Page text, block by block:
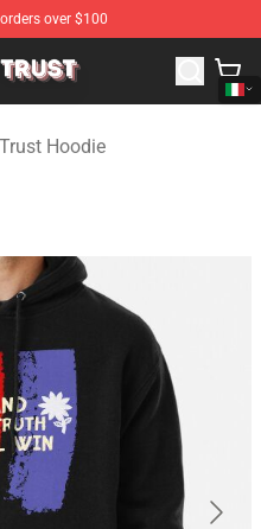
over $100
I Trust Merchandise Store
Hoodie